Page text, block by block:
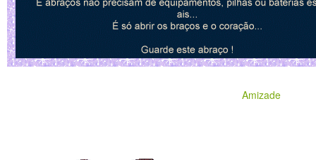
Amizade